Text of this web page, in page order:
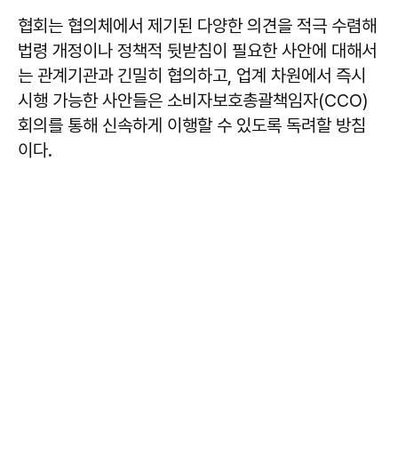
협회는 협의체에서 제기된 다양한 의견을 적극 수렴해
법령 개정이나 정책적 뒷받침이 필요한 사안에 대해서
는 관계기관과 긴밀히 협의하고, 업계 차원에서 즉시
시행 가능한 사안들은 소비자보호총괄책임자(CCO)
회의를 통해 신속하게 이행할 수 있도록 독려할 방침
이다.